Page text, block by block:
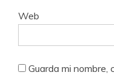
Web
Guarda mi